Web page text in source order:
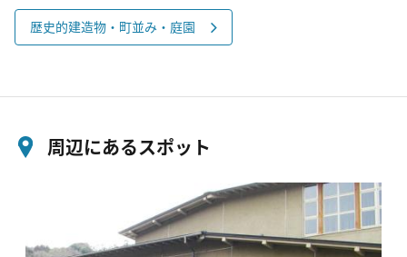
歴史的建造物・町並み・庭園
周辺にあるスポット